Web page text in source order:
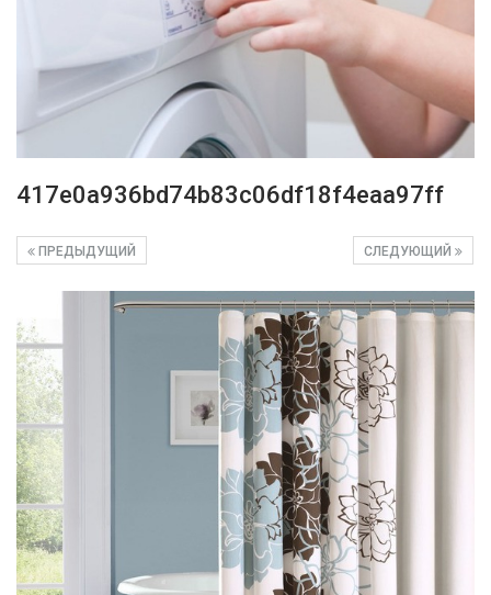
417e0a936bd74b83c06df18f4eaa97ff
СЛЕДУЮЩИЙ
ПРЕДЫДУЩИЙ